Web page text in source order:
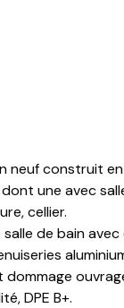
neuf construit
une avec
cellier.
de bain
DPE B+.